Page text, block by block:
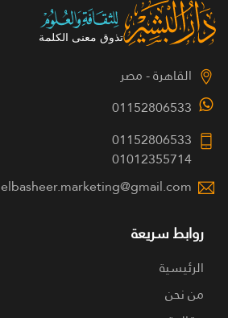
القاهرة - مصر
01152806533
01152806533
01012355714
elbasheer.marketing@gmail.com
روابط سريعة
الرئيسية
من نحن